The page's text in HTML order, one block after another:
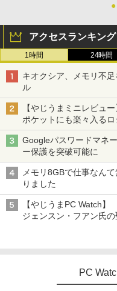
●
アクセスランキング
1時間 24時間
キオクシア、メモリ不
ル
【やじうまミニレビュー
ポケットにも楽々入る
Fold」。その気になる
Googleパスワードマネ
ー保護を突破可能に
メモリ8GBで仕事なん
りました
【やじうまPC Watch】
ジェンスン・フアン氏
～コース名を変更した
PC